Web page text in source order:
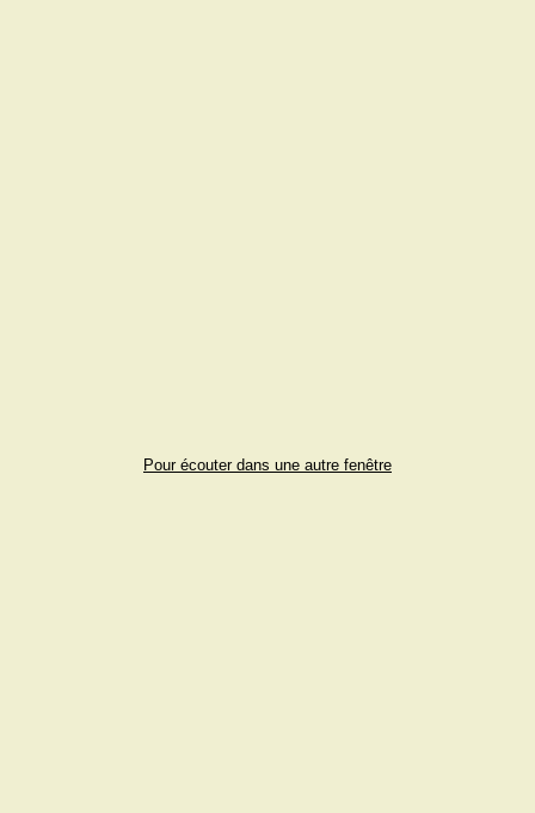
Pour écouter dans une autre fenêtre